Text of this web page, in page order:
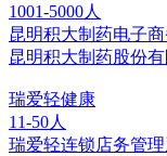
1001-5000人
昆明积大制药电子
昆明积大制药股份
瑞爱轻健康
11-50人
瑞爱轻连锁店务管